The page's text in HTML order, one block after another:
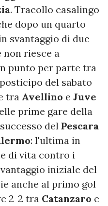
. Tracollo casalingo
dopo un quarto
svantaggio di due
non riesce a
punto per parte tra
del sabato
tra Avellino e Juve
prime gare della
del Pescara
: l'ultima in
di vita contro i
iniziale del
anche al primo gol
2-2 tra Catanzaro e